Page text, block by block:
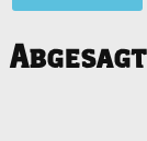
Abgesagt